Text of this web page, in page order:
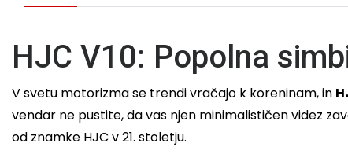
HJC V10: Popolna
V svetu motorizma se trendi vračajo k koreninam, in
vendar ne pustite, da vas njen minimalističen videz
od znamke HJC v 21. stoletju.